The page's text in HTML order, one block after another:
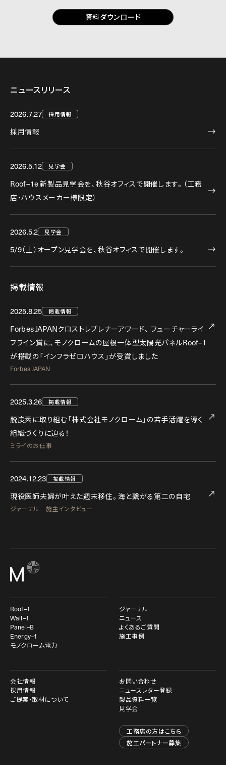
資料ダウンロード
ニュースリリース
2026.7.27 採用情報
採用情報
2026.5.12 見学会
Roof–1e新製品見学会を、秋谷オフィスで開催します。（工務
店・ハウスメーカー様限定）
2026.5.2 見学会
5/9（土）オープン見学会を、秋谷オフィスで開催します。
掲載情報
2025.8.25 掲載情報
Forbes JAPANクロストレプレナーアワード、 フューチャーライ
フライン賞に、モノクロームの屋根一体型太陽光パネルRoof–1
が搭載の「インフラゼロハウス」が受賞しました
Forbes JAPAN
2025.3.26 掲載情報
脱炭素に取り組む「株式会社モノクローム」の若手活躍を導く
組織づくりに迫る！
ミライのお仕事
2024.12.23 掲載情報
現役医師夫婦が叶えた週末移住。海と繋がる第二の自宅
ジャーナル 施主インタビュー
Roof–1
Wall–1
Panel–B
Energy–1
モノクローム電力
ジャーナル
ニュース
よくあるご質問
施工事例
会社情報
採用情報
ご提案・取材について
お問い合わせ
ニュースレター登録
製品資料一覧
見学会
工務店の方はこちら
施工パートナー募集